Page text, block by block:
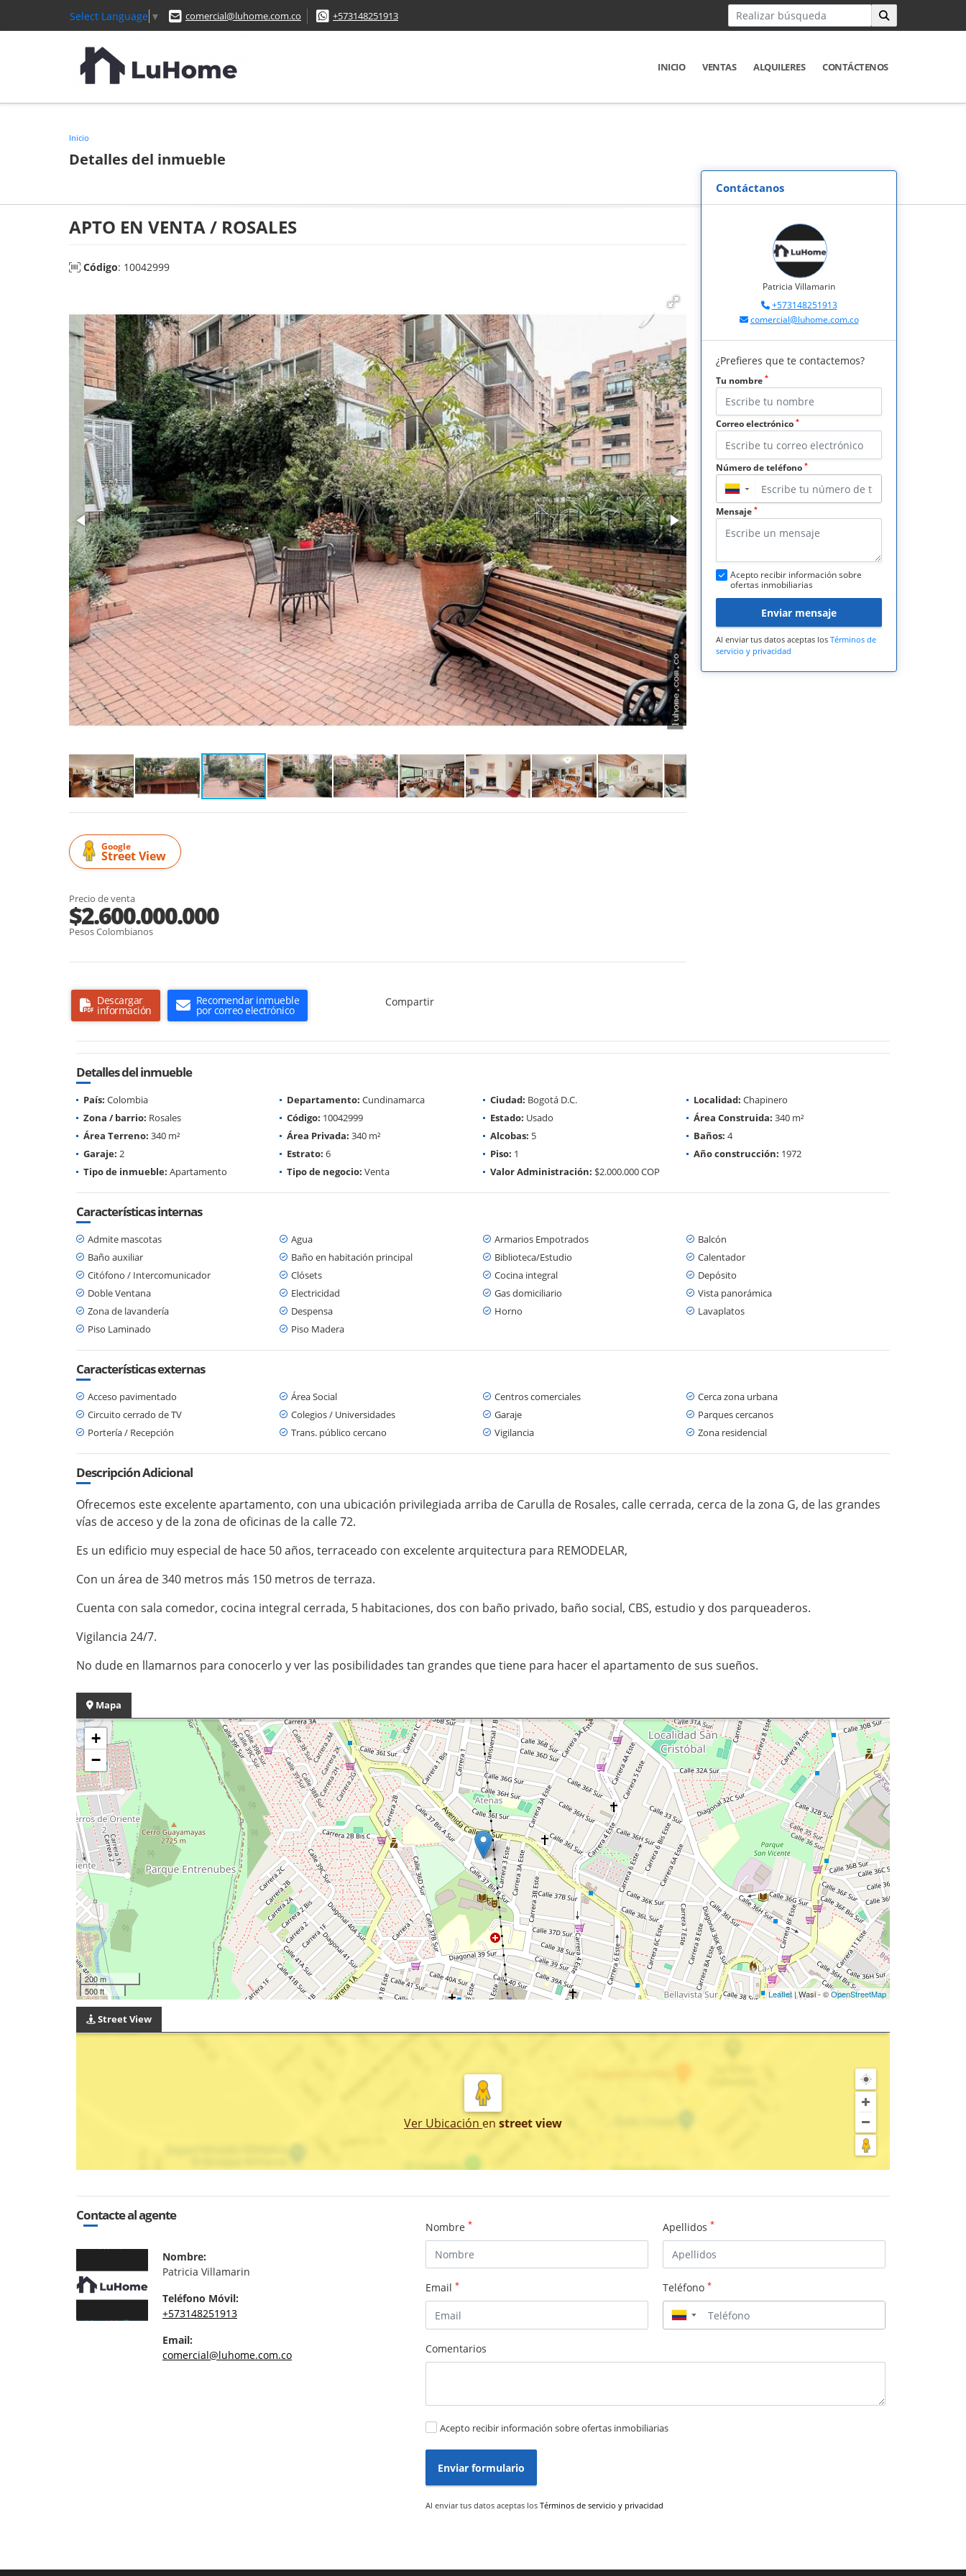
Select Language ▼ comercial@luhome.com.co +573148251913
INICIO VENTAS ALQUILERES CONTÁCTENOS
Inicio
Detalles del inmueble
APTO EN VENTA / ROSALES
Código: 10042999
Google
Street View
Precio de venta
$2.600.000.000
Pesos Colombianos
Descargar
información
Recomendar inmueble
por correo electrónico
Compartir
Contáctanos
Patricia Villamarin
+573148251913
comercial@luhome.com.co
¿Prefieres que te contactemos?
Tu nombre *
Correo electrónico *
Número de teléfono *
▼
Mensaje *
Acepto recibir información sobre
ofertas inmobiliarias
Enviar mensaje
Al enviar tus datos aceptas los Términos de
servicio y privacidad
Detalles del inmueble
País: Colombia Departamento: Cundinamarca Ciudad: Bogotá D.C. Localidad: Chapinero
Zona / barrio: Rosales Código: 10042999 Estado: Usado Área Construida: 340 m²
Área Terreno: 340 m² Área Privada: 340 m² Alcobas: 5 Baños: 4
Garaje: 2 Estrato: 6 Piso: 1 Año construcción: 1972
Tipo de inmueble: Apartamento Tipo de negocio: Venta Valor Administración: $2.000.000 COP
Características internas
Admite mascotas Agua Armarios Empotrados
Balcón
Baño auxiliar
Baño en habitación principal Biblioteca/Estudio
Calentador
Citófono / Intercomunicador
Clósets Cocina integral
Depósito
Doble Ventana
Electricidad Gas domiciliario
Vista panorámica
Zona de lavandería
Despensa Horno
Lavaplatos
Piso Laminado
Piso Madera
Características externas
Acceso pavimentado Área Social Centros comerciales
Cerca zona urbana
Circuito cerrado de TV
Colegios / Universidades Garaje
Parques cercanos
Portería / Recepción
Trans. público cercano Vigilancia Zona residencial
Descripción Adicional
Ofrecemos este excelente apartamento, con una ubicación privilegiada arriba de Carulla de Rosales, calle cerrada, cerca de la zona G, de las grandes
vías de acceso y de la zona de oficinas de la calle 72.
Es un edificio muy especial de hace 50 años, terraceado con excelente arquitectura para REMODELAR,
Con un área de 340 metros más 150 metros de terraza.
Cuenta con sala comedor, cocina integral cerrada, 5 habitaciones, dos con baño privado, baño social, CBS, estudio y dos parqueaderos.
Vigilancia 24/7.
No dude en llamarnos para conocerlo y ver las posibilidades tan grandes que tiene para hacer el apartamento de sus sueños.
Mapa
+
−
200 m
500 ft
Leaflet| Wasi - ©OpenStreetMap
Street View
Ver Ubicación en street view
Contacte al agente
Nombre:
Patricia Villamarin
Teléfono Móvil:
+573148251913
Email:
comercial@luhome.com.co
Nombre * Apellidos *
Email * Teléfono *
▼
Comentarios
Acepto recibir información sobre ofertas inmobiliarias
Enviar formulario
Al enviar tus datos aceptas los Términos de servicio y privacidad